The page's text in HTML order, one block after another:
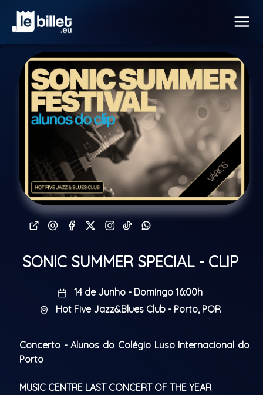
SONIC SUMMER SPECIAL - CLIP
14 de Junho - Domingo 16:00h
Hot Five Jazz&Blues Club - Porto, POR
Concerto - Alunos do Colégio Luso Internacional do
Porto
MUSIC CENTRE LAST CONCERT OF THE YEAR